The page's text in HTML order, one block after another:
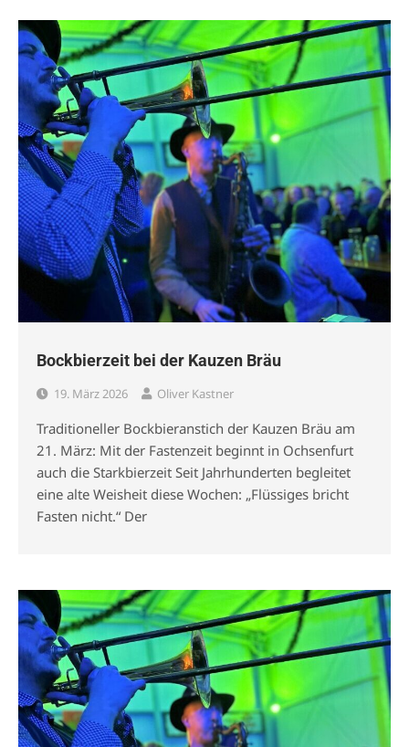
Bockbierzeit bei der Kauzen Bräu
19. März 2026 Oliver Kastner
Traditioneller Bockbieranstich der Kauzen Bräu am
21. März: Mit der Fastenzeit beginnt in Ochsenfurt
auch die Starkbierzeit Seit Jahrhunderten begleitet
eine alte Weisheit diese Wochen: „Flüssiges bricht
Fasten nicht.“ Der